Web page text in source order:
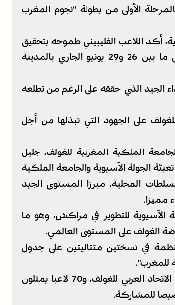
الأولى من بطولة “نجوم المغرب
أكد اللاعب الفليبيني طموحه بتحقيق
أداء مماثل خلال المرحلة الثانية من البطولة التي ستجرى ما بين 26 و29 يونيو الجاري بالمدينة
الجيد الذي حققه على الرغم من تطلعه
على الجهود التي تبذلها من أجل
الملكية المغربية للغولف، جليل
الجولة الآسيوية والجامعة الملكية
المحلية، مبرزا المستوى الجيد
مميزا.
الآسيوية للتطوير في مراكش، وهو ما
الغولف على المستوى العالمي.
المنظمة في نسختين متتاليتين على جدول
للمغرب”.
وتعرف كل نسخة مشاركة أربعين لاعبا منضوين تحت لواء الاتحاد العربي للغولف، و70 لاعبا يمثلون
للمشاركة.